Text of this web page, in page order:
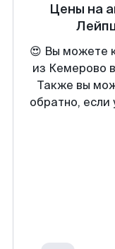
Цены на
😍 Вы можете
из Кемерово
Также вы
обратно,